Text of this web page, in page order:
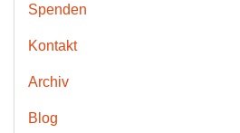
Spenden
Kontakt
Archiv
Blog